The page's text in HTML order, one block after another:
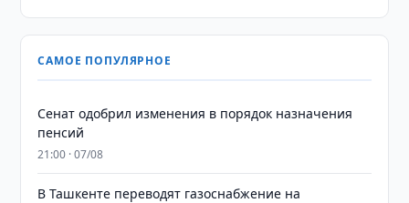
САМОЕ ПОПУЛЯРНОЕ
Сенат одобрил изменения в порядок назначения
пенсий
21:00 · 07/08
В Ташкенте переводят газоснабжение на